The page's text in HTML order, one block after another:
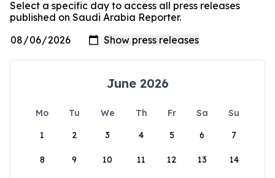
Select a specific day to access all press releases
published on Saudi Arabia Reporter.
June 2026
Mo Tu We Th Fr Sa
Su
1
2 3 4 5 6 7
8 9 10 11 12 13 14